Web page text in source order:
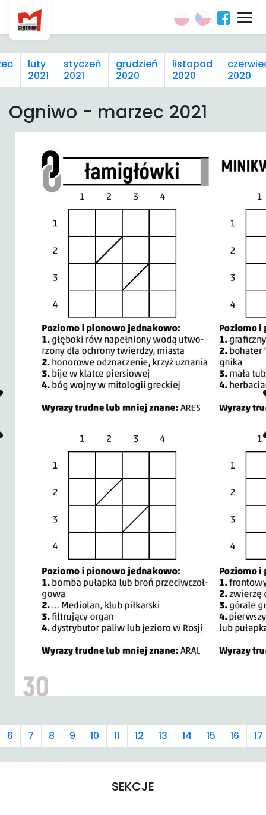
luty
2021
styczeń
2021
grudzień
2020
listopad
2020
2020
Ogniwo - marzec 2021
6 7 8 9 10 11 12 13 14 15 16 17
SEKCJE